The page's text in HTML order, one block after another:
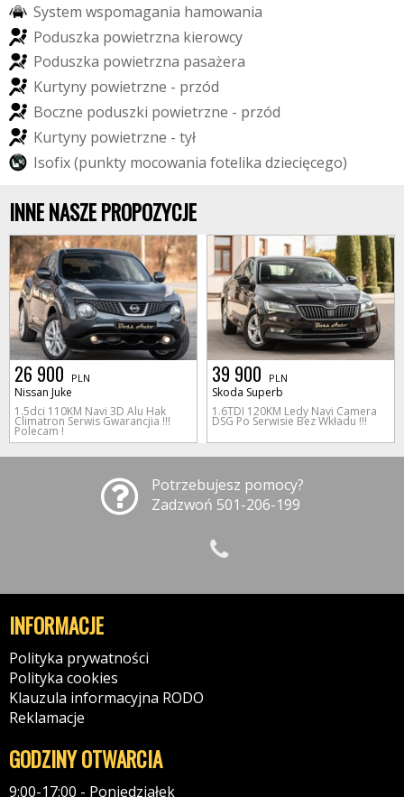
System wspomagania hamowania
Poduszka powietrzna kierowcy
Poduszka powietrzna pasażera
Kurtyny powietrzne - przód
Boczne poduszki powietrzne - przód
Kurtyny powietrzne - tył
Isofix(punkty mocowania fotelika dziecięcego)
INNE NASZE PROPOZYCJE
26 900 PLN
Nissan Juke
1.5dci 110KM Navi 3D Alu Hak
Climatron Serwis Gwarancjia !!!
Polecam !
39 900 PLN
Skoda Superb
1.6TDI 120KM Ledy Navi Camera
DSG Po Serwisie Bez Wkładu !!!
Potrzebujesz pomocy?
Zadzwoń 501-206-199
INFORMACJE
Polityka prywatności
Polityka cookies
Klauzula informacyjna RODO
Reklamacje
GODZINY OTWARCIA
9:00-17:00 - Poniedziałek